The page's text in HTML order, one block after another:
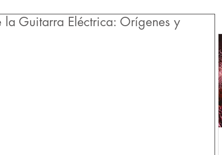
la Guitarra Eléctrica: Orígenes y